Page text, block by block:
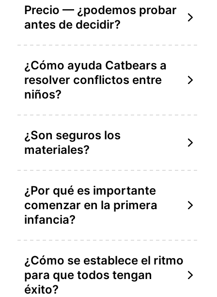
Precio — ¿podemos probar
antes de decidir?
¿Cómo ayuda Catbears a
resolver conflictos entre
niños?
¿Son seguros los
materiales?
¿Por qué es importante
comenzar en la primera
infancia?
¿Cómo se establece el ritmo
para que todos tengan
éxito?